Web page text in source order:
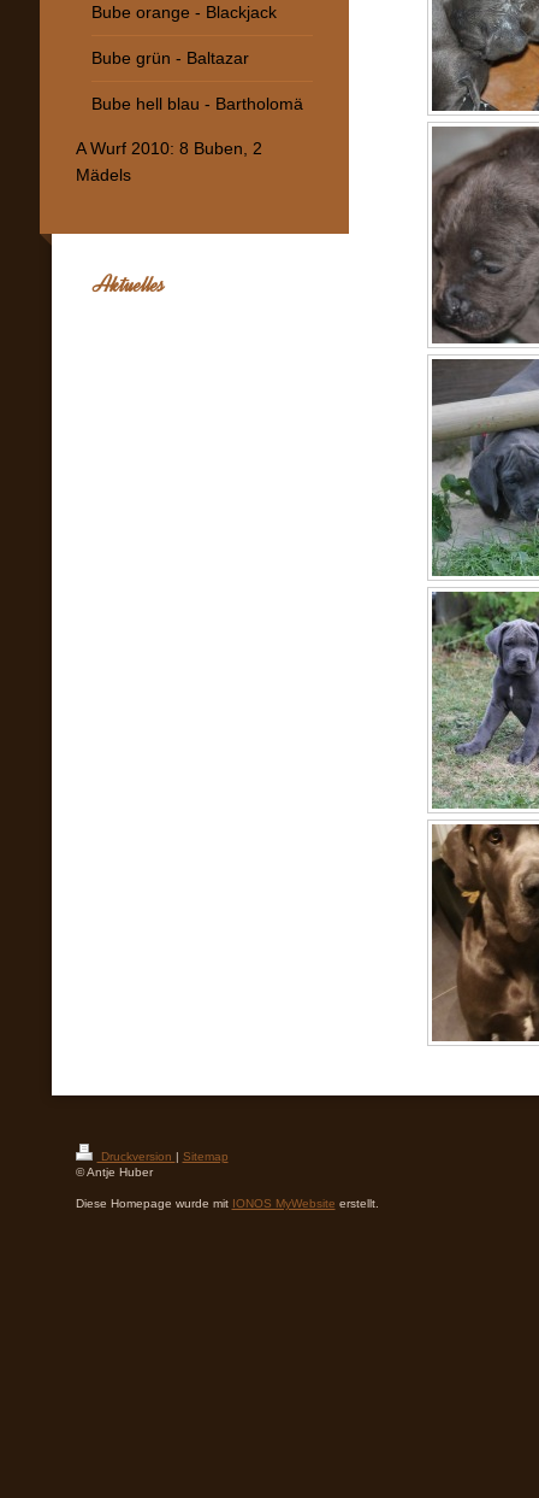
Bube orange - Blackjack
Bube grün - Baltazar
Bube hell blau - Bartholomä
A Wurf 2010: 8 Buben, 2
Mädels
Aktuelles
Druckversion | Sitemap
© Antje Huber
Diese Homepage wurde mit IONOS MyWebsite erstellt.